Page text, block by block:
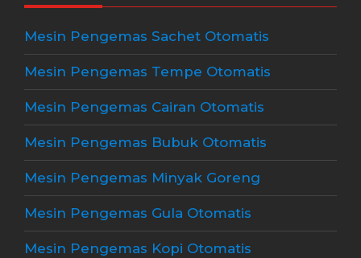
Mesin Pengemas Sachet Otomatis
Mesin Pengemas Tempe Otomatis
Mesin Pengemas Cairan Otomatis
Mesin Pengemas Bubuk Otomatis
Mesin Pengemas Minyak Goreng
Mesin Pengemas Gula Otomatis
Mesin Pengemas Kopi Otomatis